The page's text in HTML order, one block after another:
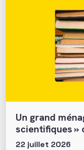
Un grand
scientifiques »
et tactiques
22 juillet 2026